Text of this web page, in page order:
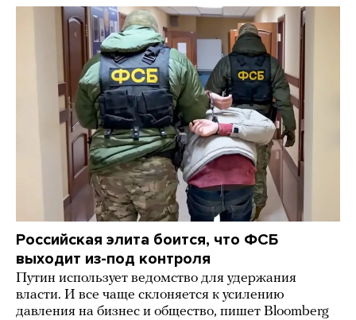
Российская элита боится, что ФСБ
выходит из-под контроля
Путин использует ведомство для удержания
власти. И все чаще склоняется к усилению
давления на бизнес и общество, пишет Bloomberg